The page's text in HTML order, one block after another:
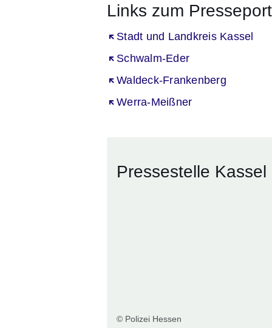
Links zum
Stadt und Landkreis Kassel
Öffnet sich in einem neuen
Schwalm-Eder
Öffnet sich in einem neuen
Waldeck-Frankenberg
Öffnet sich in einem neuen
Werra-Meißner
Öffnet sich in einem neuen
Pressestelle Kassel
© Polizei Hessen